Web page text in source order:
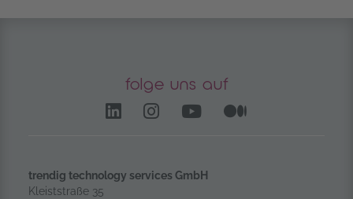
folge uns auf
LinkedIn – öffnet in einem
Instagram öffnet in
YouTube
trendig technology services GmbH
Kleiststraße 35